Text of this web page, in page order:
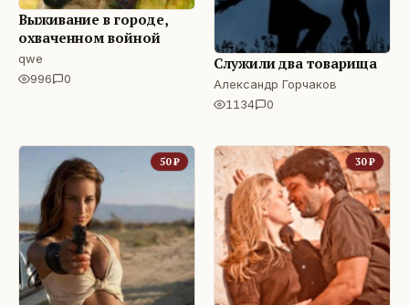
Выживание в городе,
охваченном войной
qwe
996
0
Служили два товарища
Александр Горчаков
1134
0
50₽ 30₽